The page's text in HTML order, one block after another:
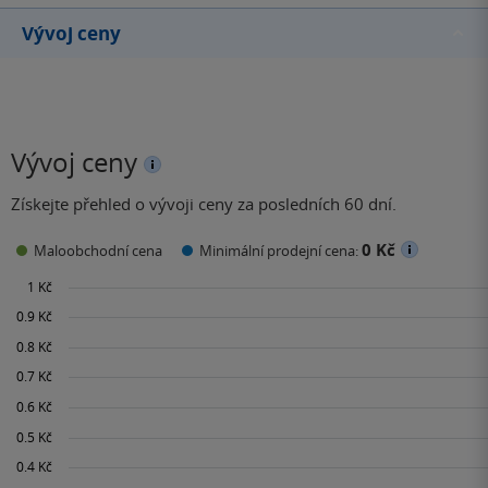
Vývoj ceny
Vývoj ceny
Získejte přehled o vývoji ceny za posledních 60 dní.
Maloobchodní cena Minimální prodejní cena:0 Kč